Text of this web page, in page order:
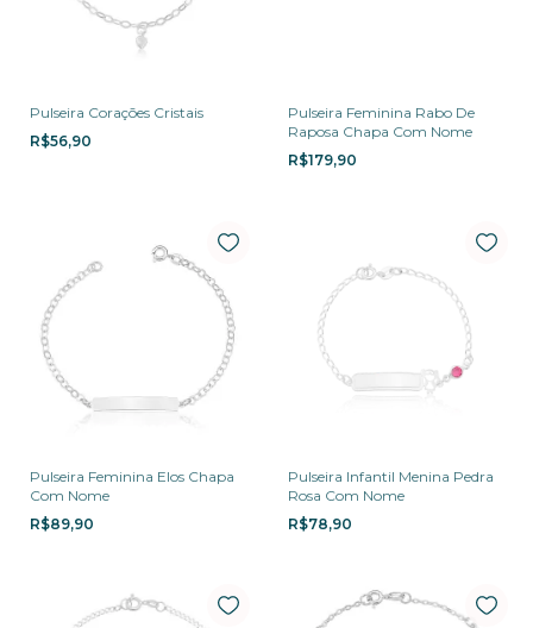
Pulseira Corações Cristais
R$56,90
Pulseira Feminina Rabo De
Raposa Chapa Com Nome
R$179,90
Pulseira Feminina Elos Chapa
Com Nome
R$89,90
Pulseira Infantil Menina Pedra
Rosa Com Nome
R$78,90